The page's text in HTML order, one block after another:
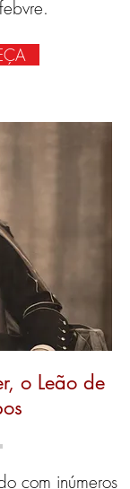
o Leão de
com inúmeros